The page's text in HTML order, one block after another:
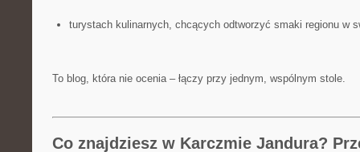
turystach kulinarnych, chcących odtworzyć smaki regionu w
To blog, która nie ocenia – łączy przy jednym, wspólnym stole.
Co znajdziesz w Karczmie Jandura?